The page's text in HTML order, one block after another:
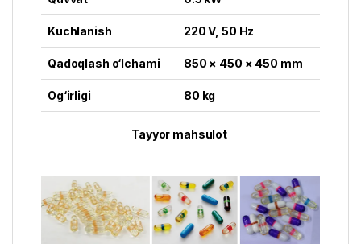
Kuchlanish 220 V, 50 Hz
Qadoqlash o‘lchami 850 × 450 × 450 mm
Og‘irligi 80 kg
Tayyor mahsulot